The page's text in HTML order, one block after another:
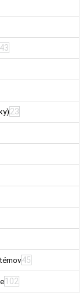
43
23
45
102